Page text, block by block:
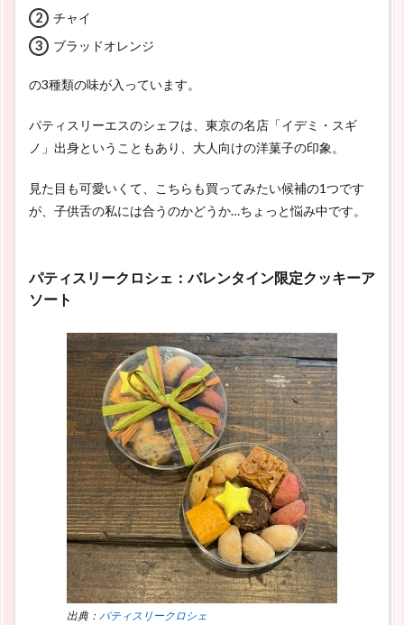
チャイ
ブラッドオレンジ
の3種類の味が入っています。
パティスリーエスのシェフは、東京の名店「イデミ・スギ
ノ」出身ということもあり、大人向けの洋菓子の印象。
見た目も可愛いくて、こちらも買ってみたい候補の1つです
が、子供舌の私には合うのかどうか…ちょっと悩み中です。
パティスリークロシェ：バレンタイン限定クッキーア
ソート
出典： パティスリークロシェ